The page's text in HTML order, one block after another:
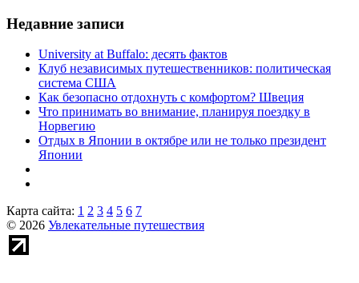
Недавние записи
University at Buffalo: десять фактов
Клуб независимых путешественников: политическая
система США
Как безопасно отдохнуть с комфортом? Швеция
Что принимать во внимание, планируя поездку в
Норвегию
Отдых в Японии в октябре или не только президент
Японии
Карта сайта: 1 2 3 4 5 6 7
© 2026 Увлекательные путешествия